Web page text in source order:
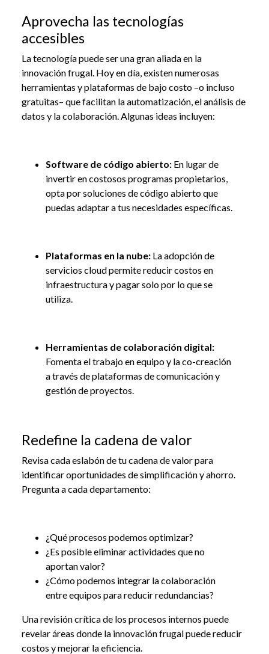
Aprovecha las tecnologías
accesibles
La tecnología puede ser una gran aliada en la
innovación frugal. Hoy en día, existen numerosas
herramientas y plataformas de bajo costo –o incluso
gratuitas– que facilitan la automatización, el análisis de
datos y la colaboración. Algunas ideas incluyen:
Software de código abierto: En lugar de
invertir en costosos programas propietarios,
opta por soluciones de código abierto que
puedas adaptar a tus necesidades específicas.
Plataformas en la nube: La adopción de
servicios cloud permite reducir costos en
infraestructura y pagar solo por lo que se
utiliza.
Herramientas de colaboración digital:
Fomenta el trabajo en equipo y la co-creación
a través de plataformas de comunicación y
gestión de proyectos.
Redefine la cadena de valor
Revisa cada eslabón de tu cadena de valor para
identificar oportunidades de simplificación y ahorro.
Pregunta a cada departamento:
¿Qué procesos podemos optimizar?
¿Es posible eliminar actividades que no
aportan valor?
¿Cómo podemos integrar la colaboración
entre equipos para reducir redundancias?
Una revisión crítica de los procesos internos puede
revelar áreas donde la innovación frugal puede reducir
costos y mejorar la eficiencia.